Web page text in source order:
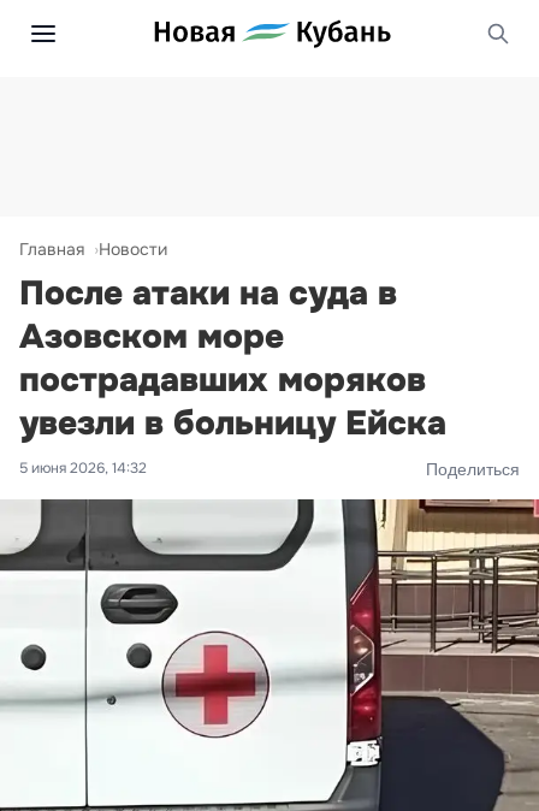
Главная Новости
После атаки на суда в
Азовском море
пострадавших моряков
увезли в больницу Ейска
5 июня 2026, 14:32 Поделиться